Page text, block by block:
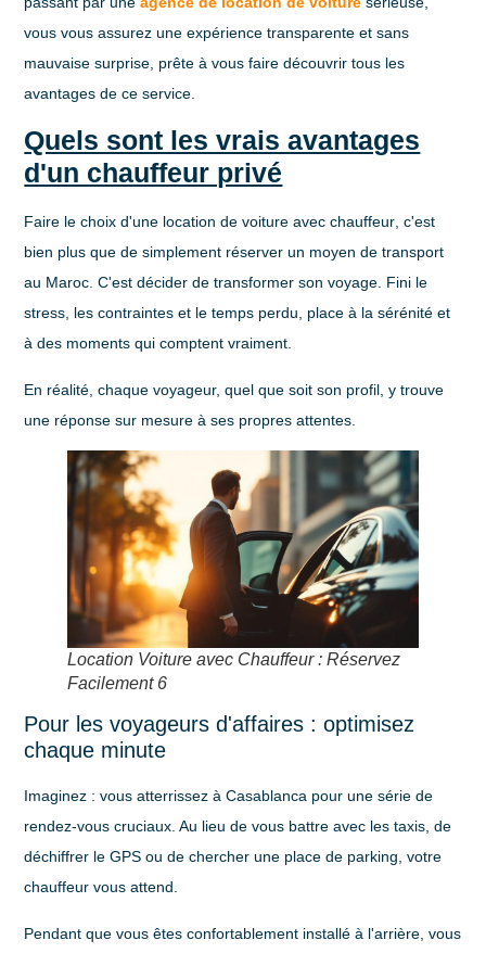
vous vous assurez une expérience transparente et sans
mauvaise surprise, prête à vous faire découvrir tous les
avantages de ce service.
Quels sont les vrais avantages
d'un chauffeur privé
Faire le choix d'une location de voiture avec chauffeur , c'est
bien plus que de simplement réserver un moyen de transport
au Maroc. C'est décider de transformer son voyage. Fini le
stress, les contraintes et le temps perdu, place à la sérénité et
à des moments qui comptent vraiment.
En réalité, chaque voyageur, quel que soit son profil, y trouve
une réponse sur mesure à ses propres attentes.
Location Voiture avec Chauffeur : Réservez
Facilement 6
Pour les voyageurs d'affaires : optimisez
chaque minute
Imaginez : vous atterrissez à Casablanca pour une série de
rendez-vous cruciaux. Au lieu de vous battre avec les taxis, de
déchiffrer le GPS ou de chercher une place de parking, votre
chauffeur vous attend.
Pendant que vous êtes confortablement installé à l'arrière, vous